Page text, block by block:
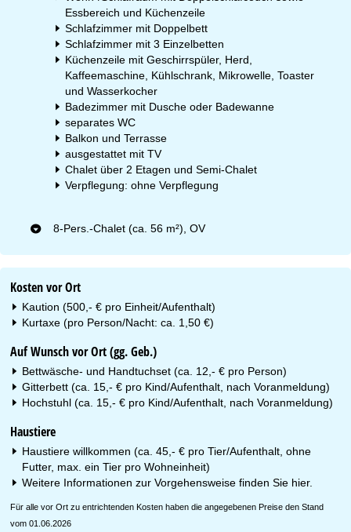
Essbereich und Küchenzeile
Schlafzimmer mit Doppelbett
Schlafzimmer mit 3 Einzelbetten
Küchenzeile mit Geschirrspüler, Herd,
Kaffeemaschine, Kühlschrank, Mikrowelle, Toaster
und Wasserkocher
Badezimmer mit Dusche oder Badewanne
separates WC
Balkon und Terrasse
ausgestattet mit TV
Chalet über 2 Etagen und Semi-Chalet
Verpflegung: ohne Verpflegung
8-Pers.-Chalet (ca. 56 m²), OV
Kosten vor Ort
Kaution (500,- € pro Einheit/Aufenthalt)
Kurtaxe (pro Person/Nacht: ca. 1,50 €)
Auf Wunsch vor Ort (gg. Geb.)
Bettwäsche- und Handtuchset (ca. 12,- € pro Person)
Gitterbett (ca. 15,- € pro Kind/Aufenthalt, nach Voranmeldung)
Hochstuhl (ca. 15,- € pro Kind/Aufenthalt, nach Voranmeldung)
Haustiere
Haustiere willkommen (ca. 45,- € pro Tier/Aufenthalt, ohne
Futter, max. ein Tier pro Wohneinheit)
Weitere Informationen zur Vorgehensweise finden Sie hier.
Für alle vor Ort zu entrichtenden Kosten haben die angegebenen Preise den Stand
vom 01.06.2026